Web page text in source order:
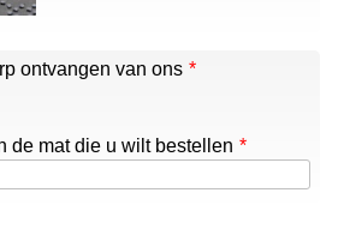
ontvangen van ons
de mat die u wilt bestellen